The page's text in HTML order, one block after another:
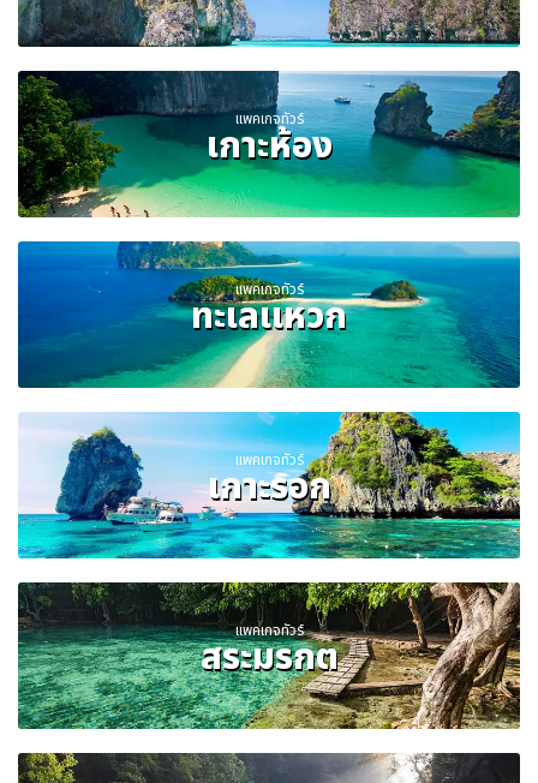
แพคเกจทัวร์
เกาะห้อง
แพคเกจทัวร์
ทะเลแหวก
แพคเกจทัวร์
เกาะรอก
แพคเกจทัวร์
สระมรกต